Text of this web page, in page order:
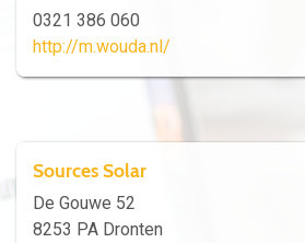
0321 386 060
http://m.wouda.nl/
Sources Solar
De Gouwe 52
8253 PA Dronten